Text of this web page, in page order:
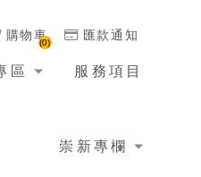
購物車
0
匯款通知
區 服務項目
崇新專欄